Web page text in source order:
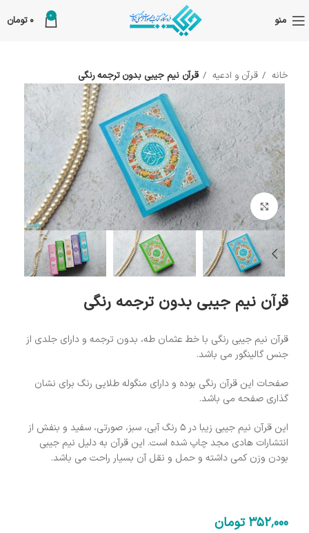
منو 0
0 تومان
خانه قرآن و ادعیه قرآن نیم جیبی بدون ترجمه رنگی
بزرگنمایی تصویر
قرآن نیم جیبی بدون ترجمه رنگی
قرآن نیم جیبی رنگی با خط عثمان طه، بدون ترجمه و دارای جلدی از
جنس گالینگور می باشد.
صفحات این قرآن رنگی بوده و دارای منگوله طلایی رنگ برای نشان
گذاری صفحه می باشد.
این قرآن نیم جیبی زیبا در ۵ رنگ آبی، سبز، صورتی، سفید و بنفش از
انتشارات هادی مجد چاپ شده است. این قرآن به دلیل نیم جیبی
بودن وزن کمی داشته و حمل و نقل آن بسیار راحت می باشد.
352٬000 تومان